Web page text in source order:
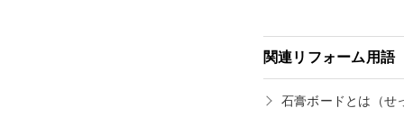
関連リフォーム用語
石膏ボードとは （